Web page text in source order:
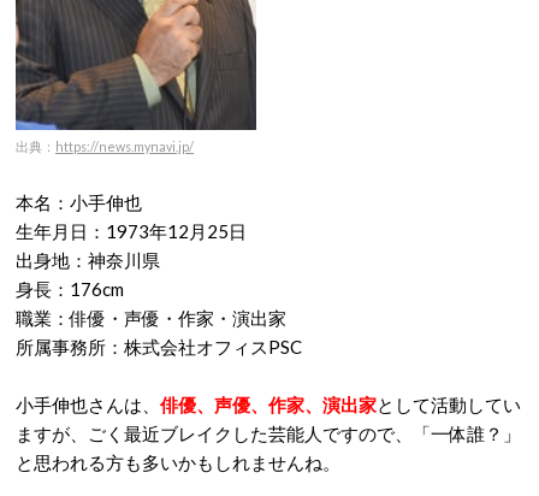
出典： https://news.mynavi.jp/
本名：小手伸也
生年月日：1973年12月25日
出身地：神奈川県
身長：176cm
職業：俳優・声優・作家・演出家
所属事務所：株式会社オフィスPSC
小手伸也さんは、 俳優、声優、作家、演出家として活動してい
ますが、ごく最近ブレイクした芸能人ですので、「一体誰？」
と思われる方も多いかもしれませんね。